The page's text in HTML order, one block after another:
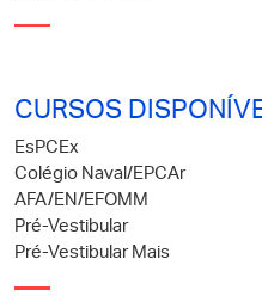
CURSOS
EsPCEx
Colégio Naval/EPCAr
AFA/EN/EFOMM
Pré-Vestibular
Pré-Vestibular Mais